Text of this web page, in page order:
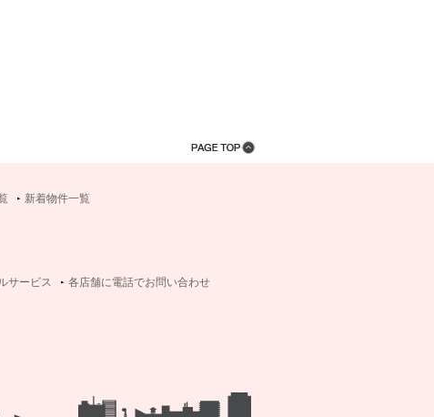
新着物件一覧
サービス 各店舗に電話でお問い合わせ